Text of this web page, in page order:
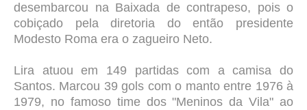
desembarcou na Baixada de contrapeso, pois o
cobiçado pela diretoria do então presidente
Modesto Roma era o zagueiro Neto.
Lira atuou em 149 partidas com a camisa do
Santos. Marcou 39 gols com o manto entre 1976 à
1979, no famoso time dos "Meninos da Vila" ao